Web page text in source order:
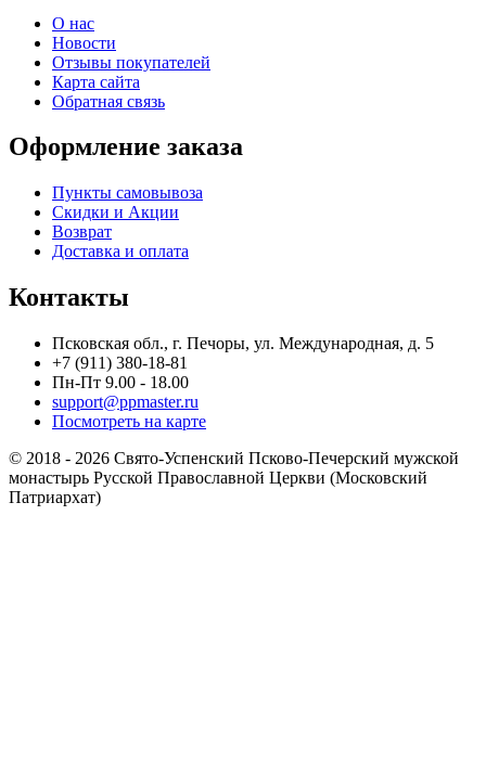
О нас
Новости
Отзывы покупателей
Карта сайта
Обратная связь
Оформление заказа
Пункты самовывоза
Скидки и Акции
Возврат
Доставка и оплата
Контакты
Псковская обл., г. Печоры, ул. Международная, д. 5
+7 (911) 380-18-81
Пн-Пт 9.00 - 18.00
support@ppmaster.ru
Посмотреть на карте
© 2018 - 2026 Свято-Успенский Псково-Печерский мужской
монастырь Русской Православной Церкви (Московский
Патриархат)